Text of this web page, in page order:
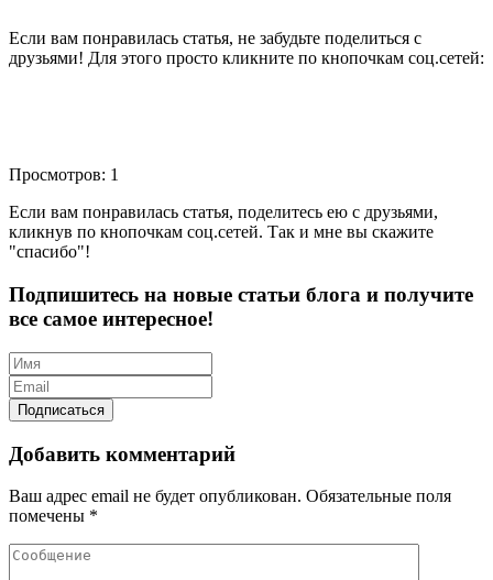
Если вам понравилась статья, не забудьте поделиться с
друзьями! Для этого просто кликните по кнопочкам соц.сетей:
Просмотров: 1
Если вам понравилась статья, поделитесь ею с друзьями,
кликнув по кнопочкам соц.сетей. Так и мне вы скажите
"спасибо"!
Подпишитесь на новые статьи блога и получите
все самое интересное!
Добавить комментарий
Ваш адрес email не будет опубликован. Обязательные поля
помечены *